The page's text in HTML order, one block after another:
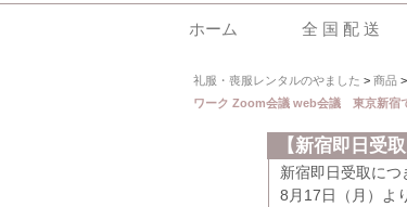
ホーム 全 国 配 送
礼服・喪服レンタルのやました > 商品>
ワーク Zoom会議 web会議 東京新宿
【新宿即日受
新宿即日受取につ
8月17日（月）よ